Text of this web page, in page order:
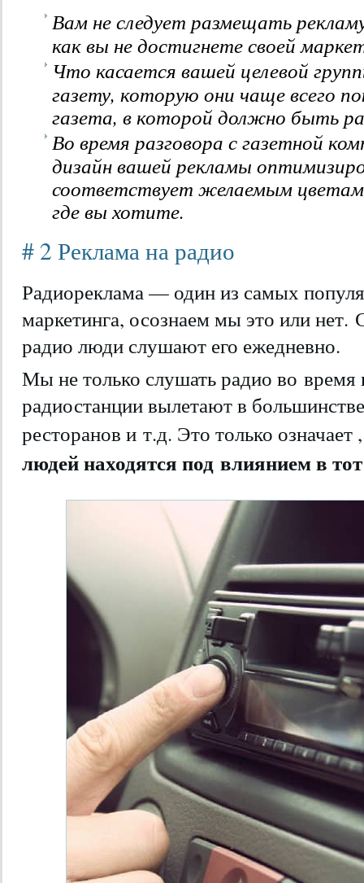
Вам не следует размещать
как вы не достигнете своей
Что касается вашей целевой
газету, которую они чаще всего
газета, в которой должно быть
Во время разговора с газетной
дизайн вашей рекламы
соответствует желаемым
где вы хотите.
# 2 Реклама на радио
Радиореклама — один из самых
маркетинга, осознаем мы это или нет.
радио люди слушают его ежедневно.
Мы не только слушать радио во
радиостанции вылетают в
ресторанов и т.д. Это только
людей находятся под влиянием в